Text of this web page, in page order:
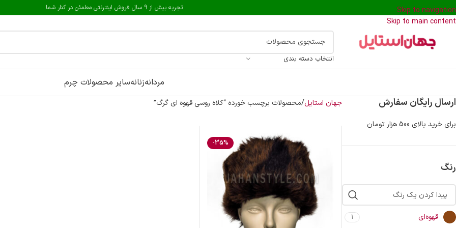
Skip to navigation
Skip to main content
تجربه بیش از 9 سال فروش اینترنتی مطمئن در کنار شما
انتخاب دسته بندی
مردانهزنانهسایر محصولات چرم
ارسال رایگان سفارش
برای خرید بالای 500 هزار تومان
رنگ
قهوه‌ای 1
جهان استایل محصولات برچسب خورده “کلاه روسی قهوه ای گرگ”
-35%